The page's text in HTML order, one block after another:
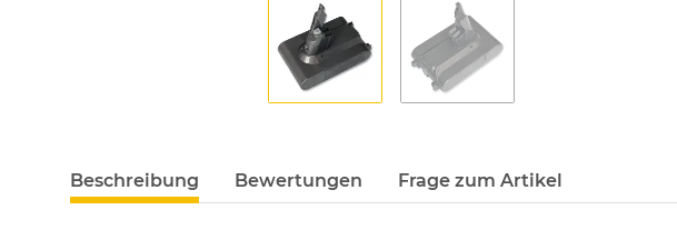
Beschreibung Bewertungen Frage zum Artikel